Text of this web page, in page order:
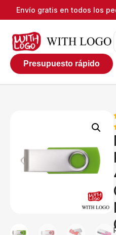
Envío gratis en todos los
Presupuesto rápido